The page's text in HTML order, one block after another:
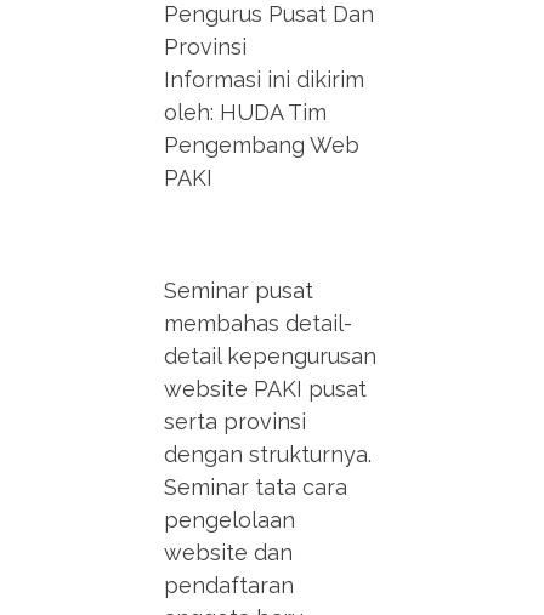
Pengurus Pusat Dan
Provinsi
Informasi ini dikirim
oleh: HUDA Tim
Pengembang Web
PAKI
Seminar pusat
membahas detail-
detail kepengurusan
website PAKI pusat
serta provinsi
dengan strukturnya.
Seminar tata cara
pengelolaan
website dan
pendaftaran